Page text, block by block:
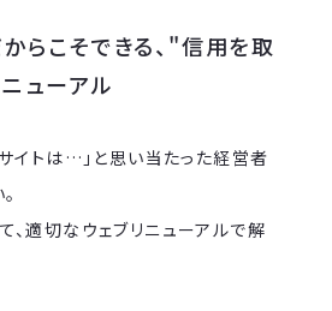
らこそできる、"信用を取
ューアル
サイトは…」と思い当たった経営者
、適切なウェブリニューアルで解